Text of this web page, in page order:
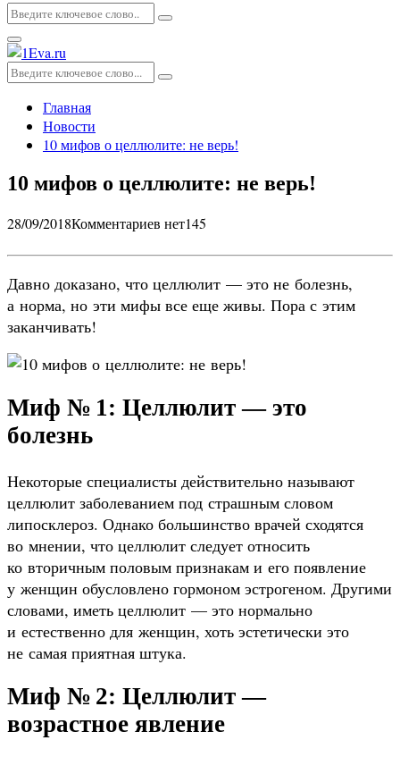
Искать:
Поиск
Основное
меню
Искать:
Поиск
Главная
Новости
10 мифов о целлюлите: не верь!
10 мифов о целлюлите: не верь!
28/09/2018Комментариев нет145
Давно доказано, что целлюлит — это не болезнь,
а норма, но эти мифы все еще живы. Пора с этим
заканчивать!
Миф № 1: Целлюлит — это
болезнь
Некоторые специалисты действительно называют
целлюлит заболеванием под страшным словом
липосклероз. Однако большинство врачей сходятся
во мнении, что целлюлит следует относить
ко вторичным половым признакам и его появление
у женщин обусловлено гормоном эстрогеном. Другими
словами, иметь целлюлит — это нормально
и естественно для женщин, хоть эстетически это
не самая приятная штука.
Миф № 2: Целлюлит —
возрастное явление